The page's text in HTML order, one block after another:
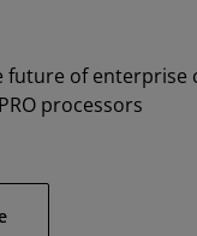
future of enterprise
processors